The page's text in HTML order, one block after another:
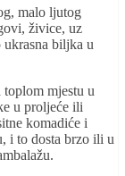
malo ljutog
živice, uz
ukrasna biljka u
toplom mjestu u
u proljeće ili
komadiće i
i to dosta brzo ili u